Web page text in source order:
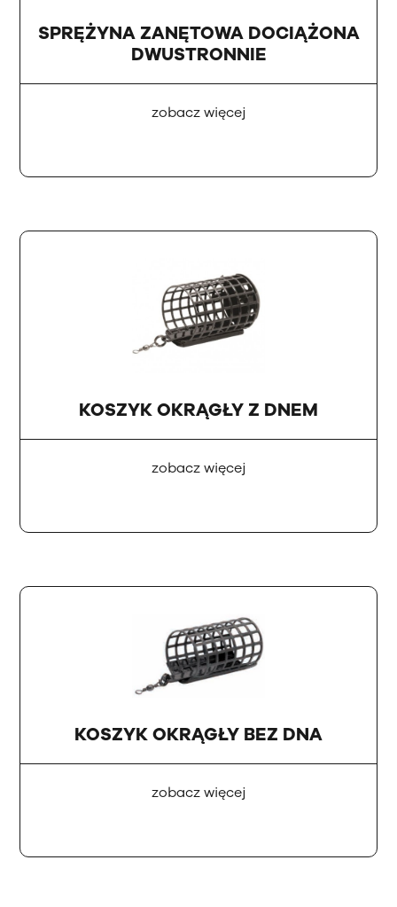
SPRĘŻYNA ZANĘTOWA DOCIĄŻONA
DWUSTRONNIE
zobacz więcej
KOSZYK OKRĄGŁY Z DNEM
zobacz więcej
KOSZYK OKRĄGŁY BEZ DNA
zobacz więcej